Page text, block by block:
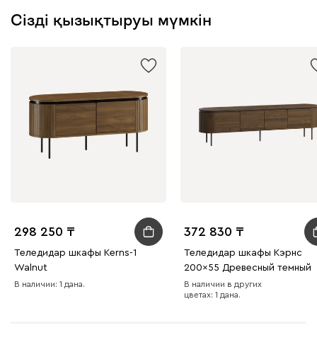
Сізді қызықтыруы мүмкін
298 250
Теледидар шкафы Kerns-1
Walnut
В наличии: 1 дана.
372 830
Теледидар шкафы Кэрнс
200x55 Древесный темный
В наличии в других
цветах: 1 дана.